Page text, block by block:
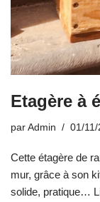
Etagère à
par Admin 01/
Cette étagère de
mur, grâce à son
solide, pratique…